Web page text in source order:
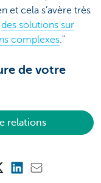
et cela s’avère très
des solutions sur
complexes ."
de votre
relations